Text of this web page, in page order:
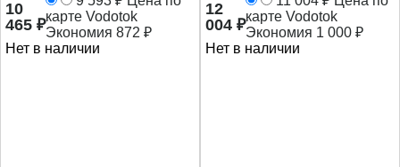
10
465 ₽карте Vodotok
Экономия 872 ₽
Нет в наличии
12
004 ₽карте Vodotok
Экономия 1 000 ₽
Нет в наличии